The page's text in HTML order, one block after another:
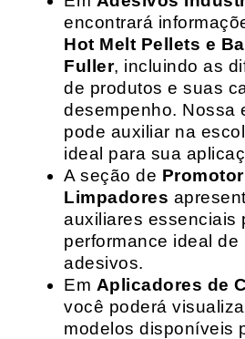
encontrará
Hot Melt Pellets e
Fuller, incluindo as
de produtos e suas
desempenho. Nossa
pode auxiliar na
ideal para sua
A seção de
Limpadores
auxiliares essenciais
performance ideal de
adesivos.
Em Aplicadores de
você poderá
modelos disponíveis